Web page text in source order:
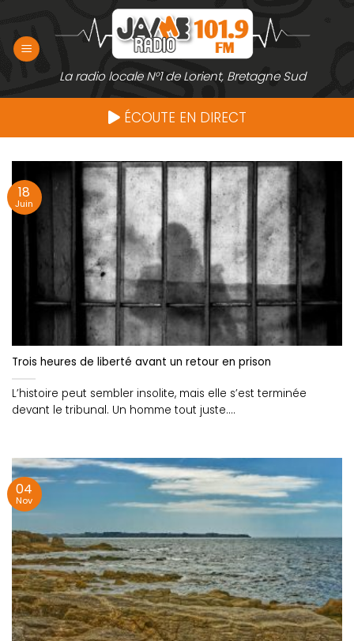
contenu
La radio locale N°1 de Lorient, Bretagne Sud
ÉCOUTE EN DIRECT
Trois heures de liberté avant un retour en prison
L’histoire peut sembler insolite, mais elle s’est terminée
devant le tribunal. Un homme tout juste....
18
Juin
04
Nov